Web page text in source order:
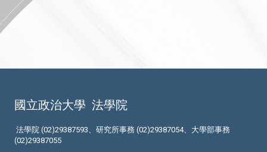
國立政治大學 法學院
法學院 (02)29387593、研究所事務 (02)29387054、大學部事務
(02)29387055